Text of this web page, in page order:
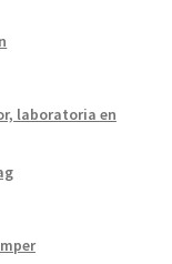
laboratoria en